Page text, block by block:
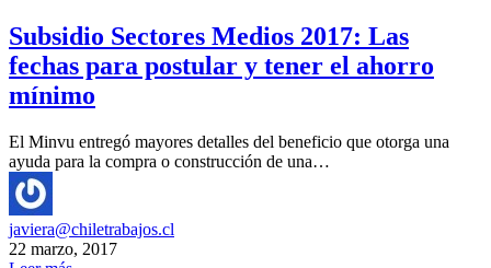
Subsidio Sectores Medios 2017: Las
fechas para postular y tener el ahorro
mínimo
El Minvu entregó mayores detalles del beneficio que otorga una
ayuda para la compra o construcción de una…
javiera@chiletrabajos.cl
22 marzo, 2017